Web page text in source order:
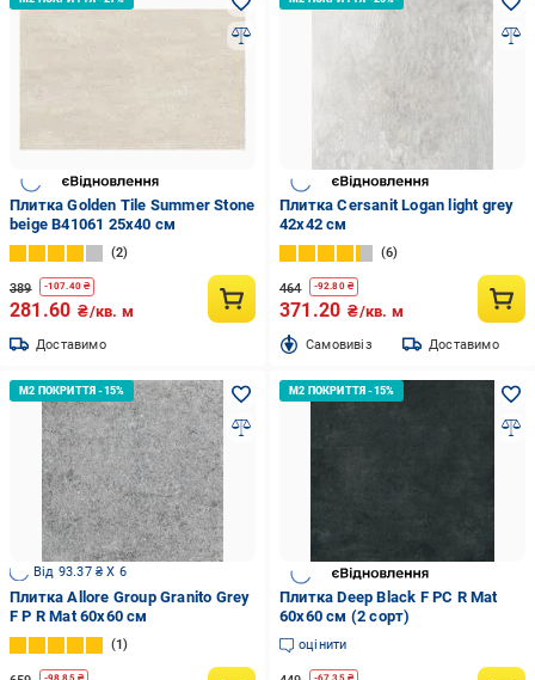
Плитка Golden Tile Summer Stone
beige В41061 25x40 см
2
389 -107.40 ₴
281.60 ₴/кв. м
Доставимо
Плитка Cersanit Logan light grey
42x42 см
6
464 -92.80₴
371.20 ₴/кв. м
Cамовивіз Доставимо
Від 93.37 ₴ X 6
Плитка Allore Group Granito Grey
F P R Mat 60x60 см
1
Плитка Deep Black F PC R Mat
60х60 см (2 сорт)
оцінити